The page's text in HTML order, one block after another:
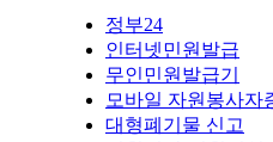
정부24
인터넷민원발급
무인민원발급기
모바일 자원봉사자
대형폐기물 신고